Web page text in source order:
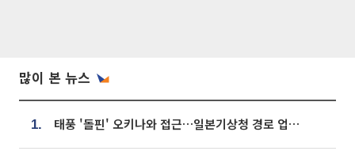
많이 본 뉴스
1. 태풍 '돌핀' 오키나와 접근…일본기상청 경로 업데이트